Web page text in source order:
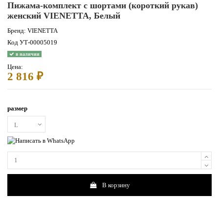
Пижама-комплект с шортами (короткий рукав)
женский VIENETTA, Белый
Бренд: VIENETTA
Код УТ-00005019
в наличии
Цена:
2 816 ₽
размер
В корзину